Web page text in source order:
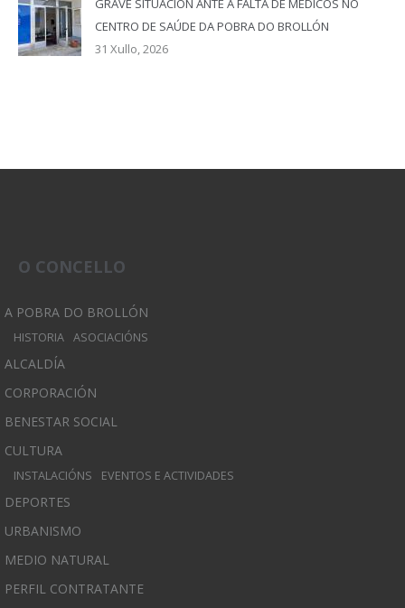
GRAVE SITUACIÓN ANTE A FALTA DE MÉDICOS NO
CENTRO DE SAÚDE DA POBRA DO BROLLÓN
31 Xullo, 2026
O CONCELLO
A POBRA DO BROLLÓN
HISTORIA ASOCIACIÓNS
ALCALDÍA
CORPORACIÓN
BENESTAR SOCIAL
CULTURA
INSTALACIÓNS EVENTOS E ACTIVIDADES
DEPORTES
URBANISMO
MEDIO NATURAL
PERFIL CONTRATANTE